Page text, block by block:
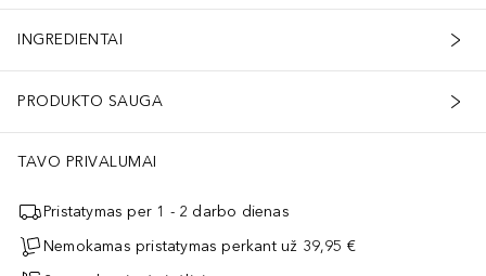
INGREDIENTAI
PRODUKTO SAUGA
TAVO PRIVALUMAI
Pristatymas per 1 - 2 darbo dienas
Nemokamas pristatymas perkant už 39,95 €